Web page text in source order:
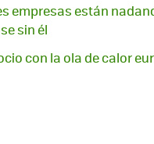
empresas están
sin él
con la ola de calor